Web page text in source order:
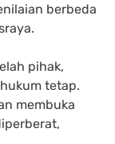
berbeda
pihak,
tetap.
membuka